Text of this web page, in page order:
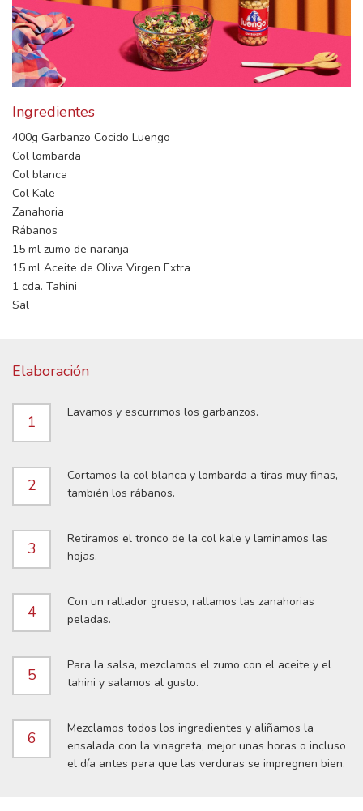
Ingredientes
400g Garbanzo Cocido Luengo
Col lombarda
Col blanca
Col Kale
Zanahoria
Rábanos
15 ml zumo de naranja
15 ml Aceite de Oliva Virgen Extra
1 cda. Tahini
Sal
Elaboración
1
Lavamos y escurrimos los garbanzos.
2
Cortamos la col blanca y lombarda a tiras muy finas,
también los rábanos.
3
Retiramos el tronco de la col kale y laminamos las
hojas.
4
Con un rallador grueso, rallamos las zanahorias
peladas.
5
Para la salsa, mezclamos el zumo con el aceite y el
tahini y salamos al gusto.
6
Mezclamos todos los ingredientes y aliñamos la
ensalada con la vinagreta, mejor unas horas o incluso
el día antes para que las verduras se impregnen bien.